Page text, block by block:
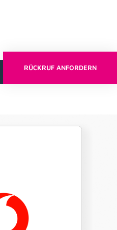
RÜCKRUF ANFORDERN